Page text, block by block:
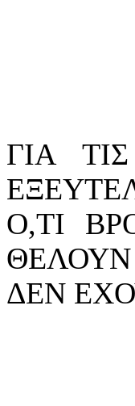
ΓΙΑ
Ο,ΤΙ
ΘΕΛΟΥΝ
ΔΕΝ